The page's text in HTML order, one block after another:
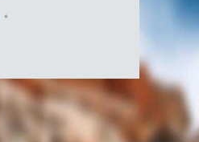
Symbole
du
Canada